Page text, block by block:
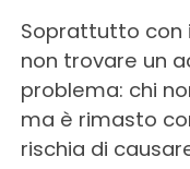
Soprattutto con
non trovare un
problema: chi
ma è rimasto
rischia di